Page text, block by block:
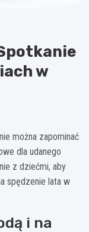
w
można zapominać
dla udanego
z dziećmi, aby
spędzenie lata w
i na